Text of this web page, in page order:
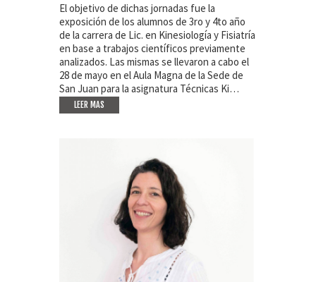
El objetivo de dichas jornadas fue la
exposición de los alumnos de 3ro y 4to año
de la carrera de Lic. en Kinesiología y Fisiatría
en base a trabajos científicos previamente
analizados. Las mismas se llevaron a cabo el
28 de mayo en el Aula Magna de la Sede de
San Juan para la asignatura Técnicas Ki…
LEER MAS